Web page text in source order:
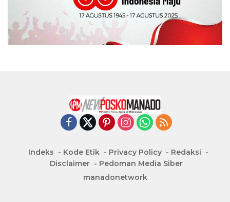
Indeks Kode Etik Privacy Policy
Redaksi
Disclaimer
Pedoman Media Siber
manadonetwork